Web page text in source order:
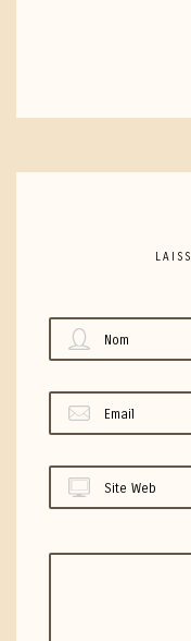
Nom
Email
Site Web